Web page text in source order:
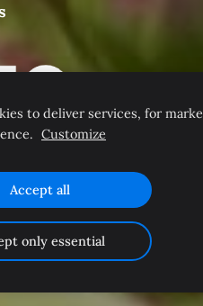
to deliver services, for
Customize
Accept all
only essential